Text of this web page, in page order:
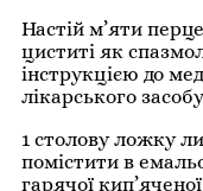
Настій м’яти
циститі як
інструкцією до
лікарського
1 столову ложку
помістити в
гарячої